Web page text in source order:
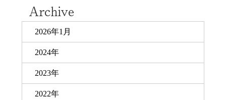
2026年1月
2024年
2023年
2022年